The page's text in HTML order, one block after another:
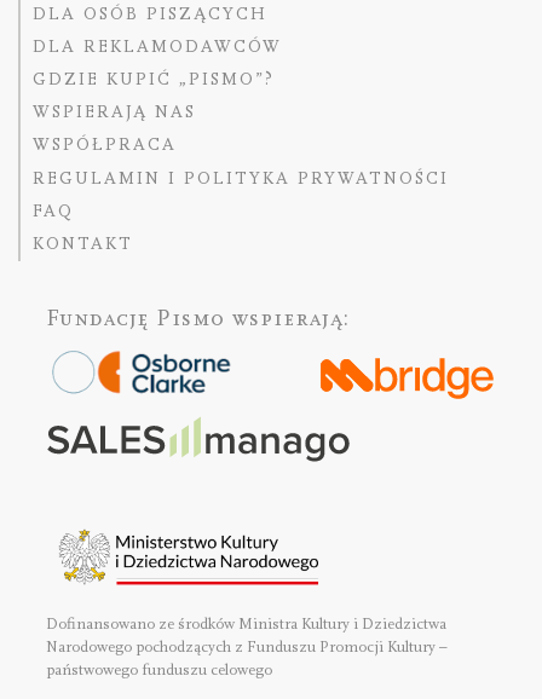
DLA OSÓB PISZĄCYCH
DLA REKLAMODAWCÓW
GDZIE KUPIĆ „PISMO”?
WSPIERAJĄ NAS
WSPÓŁPRACA
REGULAMIN I POLITYKA PRYWATNOŚCI
FAQ
KONTAKT
Fundację Pismo wspierają:
Dofinansowano ze środków Ministra Kultury i Dziedzictwa
Narodowego pochodzących z Funduszu Promocji Kultury –
państwowego funduszu celowego